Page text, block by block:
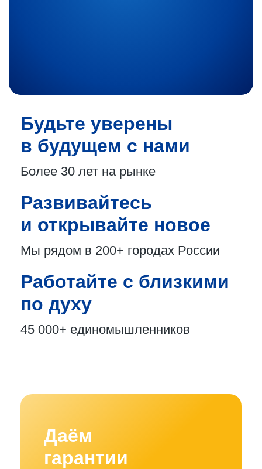
Будьте уверены
в будущем с нами
Более 30 лет на рынке
Развивайтесь
и открывайте новое
Мы рядом в 200+ городах России
Работайте с близкими
по духу
45 000+ единомышленников
Даём
гарантии